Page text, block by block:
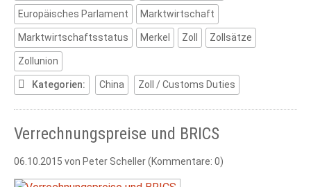
Zoll
Europäisches Parlament Marktwirtschaft
Marktwirtschaftsstatus Merkel Zoll Zollsätze
Zollunion
Kategorien: China Zoll / Customs Duties
Verrechnungspreise und BRICS
06.10.2015 von Peter Scheller (Kommentare: 0)